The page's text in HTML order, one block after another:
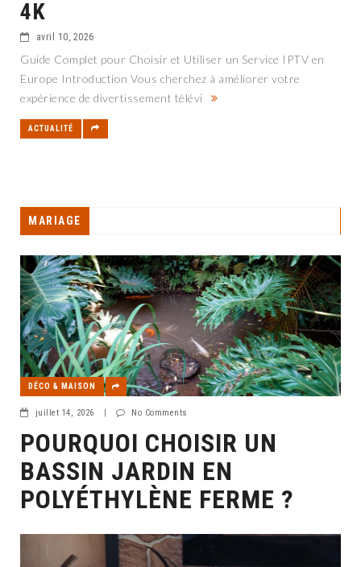
4K
avril 10, 2026
Guide Complet pour Choisir et Utiliser un Service IPTV en
Europe Introduction Vous cherchez à améliorer votre
expérience de divertissement télévi
ACTUALITÉ
MARIAGE
DÉCO & MAISON
juillet 14, 2026 | No Comments
POURQUOI CHOISIR UN
BASSIN JARDIN EN
POLYÉTHYLÈNE FERME ?